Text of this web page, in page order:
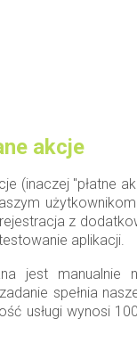
akcje
(inaczej "płatne
z
aplikacji.
jest
spełnia
usługi wynosi